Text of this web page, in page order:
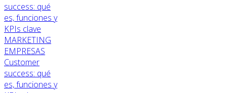
MARKETING
EMPRESAS
Customer
success: qué
es, funciones y